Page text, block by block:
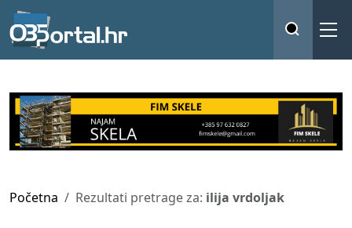
Početna Rezultati pretrage za: ilija vrdoljak